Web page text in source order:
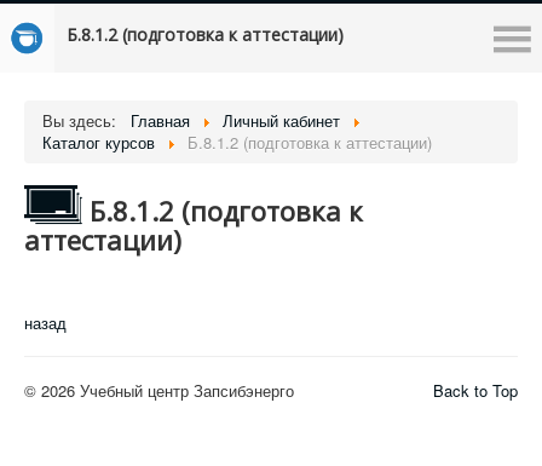
Б.8.1.2 (подготовка к аттестации)
Вы здесь: Главная
Личный кабинет
Каталог курсов
Б.8.1.2 (подготовка к аттестации)
Б.8.1.2 (подготовка к
аттестации)
назад
Back to Top
© 2026 Учебный центр Запсибэнерго